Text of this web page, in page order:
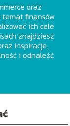
oraz
temat finansów
ich cele
znajdziesz
inspiracje,
i odnaleźć